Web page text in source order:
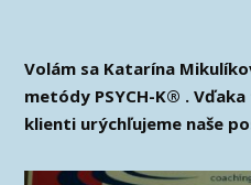
Volám sa Katarína
metódy PSYCH-K® .
klienti urýchľujeme naše